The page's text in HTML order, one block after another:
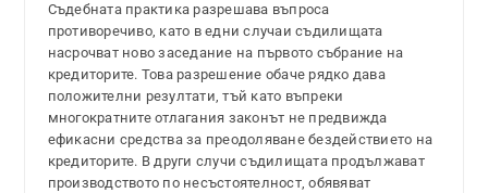
Съдебната практика разрешава въпроса
противоречиво, като в едни случаи съдилищата
насрочват ново заседание на първото събрание на
кредиторите. Това разрешение обаче рядко дава
положителни резултати, тъй като въпреки
многократните отлагания законът не предвижда
ефикасни средства за преодоляване бездействието на
кредиторите. В други случи съдилищата продължават
производството по несъстоятелност, обявяват